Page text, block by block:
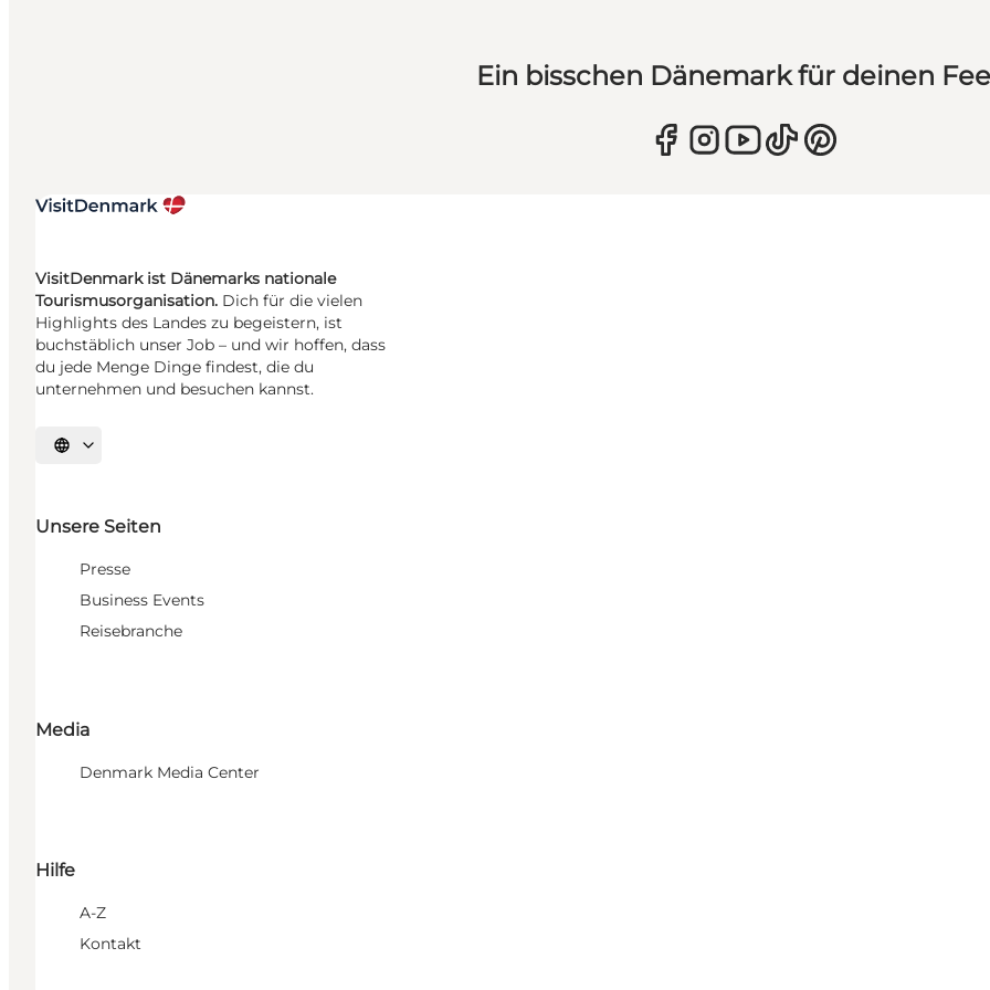
Ein bisschen Dänemark für deinen
VisitDenmark ist Dänemarks nationale
Tourismusorganisation. Dich für die vielen
Highlights des Landes zu begeistern, ist
buchstäblich unser Job – und wir hoffen, dass
du jede Menge Dinge findest, die du
unternehmen und besuchen kannst.
Sprache auswählen
Unsere Seiten
Presse
Business Events
Reisebranche
Media
Denmark Media Center
Hilfe
A-Z
Kontakt